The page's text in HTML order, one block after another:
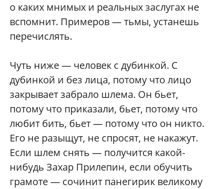
о каких мнимых и реальных заслугах не
вспомнит. Примеров — тьмы, устанешь
перечислять.
Чуть ниже — человек с дубинкой. С
дубинкой и без лица, потому что лицо
закрывает забрало шлема. Он бьет,
потому что приказали, бьет, потому что
любит бить, бьет — потому что он никто.
Его не разыщут, не спросят, не накажут.
Если шлем снять — получится какой-
нибудь Захар Прилепин, если обучить
грамоте — сочинит панегирик великому